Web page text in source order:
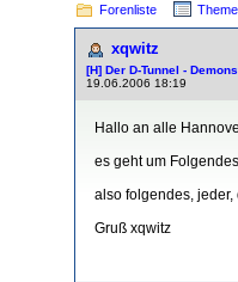
Forenliste
xqwitz
[H] Der D-Tunnel -
19.06.2006 18:19
Hallo an alle
es geht um
also folgendes,
Gruß xqwitz